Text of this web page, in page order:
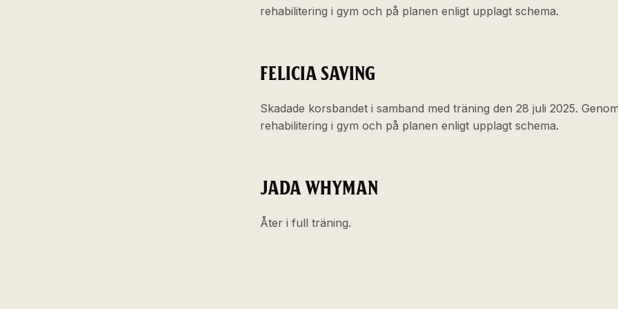
rehabilitering i gym och på planen enligt upplagt schema.
FELICIA SAVING
Skadade korsbandet i samband med träning den 28 juli 2025.
rehabilitering i gym och på planen enligt upplagt schema.
JADA WHYMAN
Åter i full träning.